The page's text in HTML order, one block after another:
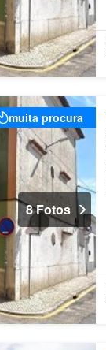
muita procura
8 Fotos